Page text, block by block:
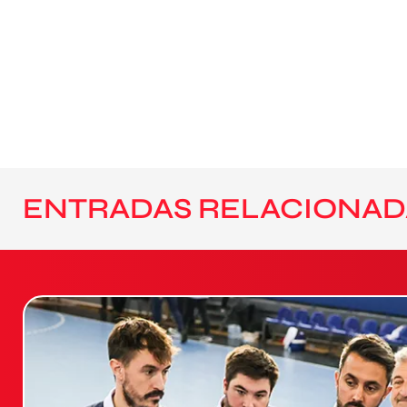
ENTRADAS